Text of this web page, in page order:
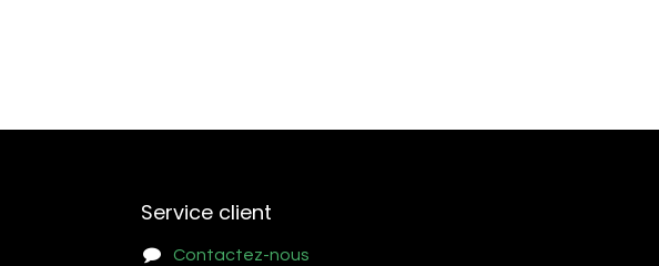
Service client
Contactez-nous